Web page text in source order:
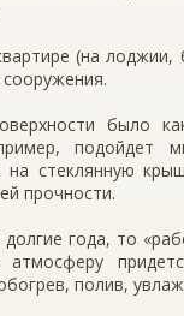
(на
стеклянную
прочности.
года, то
полив,